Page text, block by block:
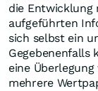
die Entwicklung
aufgeführten
sich selbst ein
Gegebenenfalls
eine
mehrere